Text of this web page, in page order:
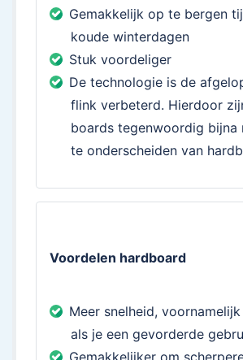
Gemakkelijk op te bergen
koude winterdagen
Stuk voordeliger
De technologie is de
flink verbeterd. Hierdoor
boards tegenwoordig bijna
te onderscheiden van
Voordelen hardboard
Meer snelheid,
als je een gevorderde
Gemakkelijker om